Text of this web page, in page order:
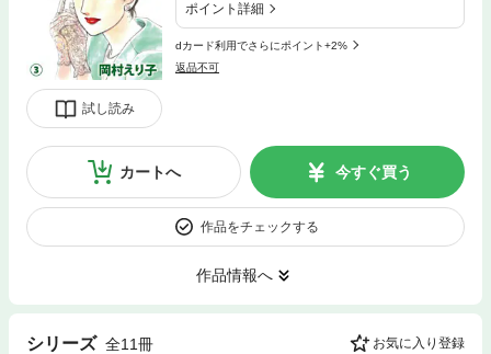
試し読み
ポイント詳細
dカード利用でさらにポイント+2%
返品不可
カートへ 今すぐ買う
作品をチェックする
作品情報へ
シリーズ 全11冊 お気に入り登録